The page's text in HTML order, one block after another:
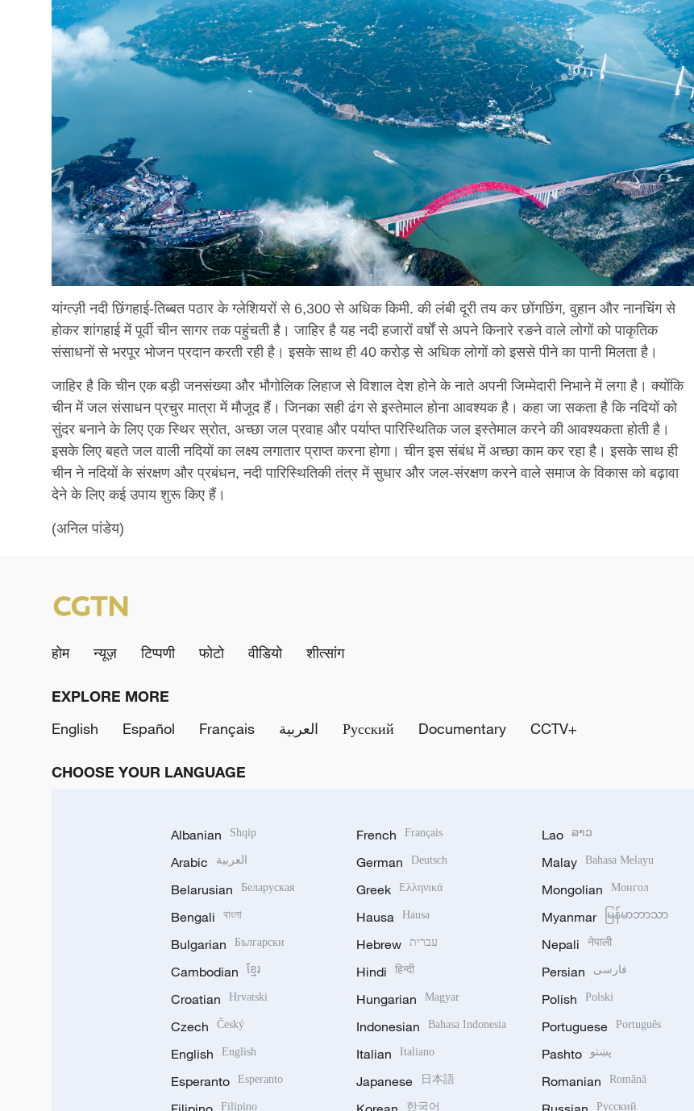
यांग्त्ज़ी नदी छिंगहाई-तिब्बत पठार के ग्लेशियरों से 6,300 से अधिक किमी. की लंबी दूरी तय कर छोंगछिंग, वुहान और नानचिंग से
होकर शांगहाई में पूर्वी चीन सागर तक पहुंचती है। जाहिर है यह नदी हजारों वर्षों से अपने किनारे रङने वाले लोगों को पाकृतिक
संसाधनों से भरपूर भोजन प्रदान करती रही है। इसके साथ ही 40 करोड़ से अधिक लोगों को इससे पीने का पानी मिलता है।
जाहिर है कि चीन एक बड़ी जनसंख्या और भौगोलिक लिहाज से विशाल देश होने के नाते अपनी जिम्मेदारी निभाने में लगा है। क्योंकि
चीन में जल संसाधन प्रचुर मात्रा में मौजूद हैं। जिनका सही ढंग से इस्तेमाल होना आवश्यक है। कहा जा सकता है कि नदियों को
सुंदर बनाने के लिए एक स्थिर स्रोत, अच्छा जल प्रवाह और पर्याप्त पारिस्थितिक जल इस्तेमाल करने की आवश्यकता होती है।
इसके लिए बहते जल वाली नदियों का लक्ष्य लगातार प्राप्त करना होगा। चीन इस संबंध में अच्छा काम कर रहा है। इसके साथ ही
चीन ने नदियों के संरक्षण और प्रबंधन, नदी पारिस्थितिकी तंत्र में सुधार और जल-संरक्षण करने वाले समाज के विकास को बढ़ावा
देने के लिए कई उपाय शुरू किए हैं।
(अनिल पांडेय)
होम न्यूज़ टिप्पणी फोटो वीडियो शीत्सांग
EXPLORE MORE
English
Español Français العربية Русский Documentary CCTV+
CHOOSE YOUR LANGUAGE
Albanian Shqip
Arabic العربية
Belarusian Беларуская
Bengali বাংলা
Bulgarian Български
Cambodian ខ្មែរ
Croatian Hrvatski
Czech Český
English English
Esperanto Esperanto
Filipino
French Français
German Deutsch
Greek Ελληνικά
Hausa Hausa
Hebrew עברית
Hindi हिन्दी
Hungarian Magyar
Indonesian Bahasa Indonesia
Italian Italiano
Japanese 日本語
한국어
Lao ລາວ
Malay Bahasa Melayu
Mongolian Монгол
Myanmar မြန်မာဘာသာ
Nepali नेपाली
Persian فارسی
Polish Polski
Portuguese Português
Pashto پښتو
Romanian Română
Русский